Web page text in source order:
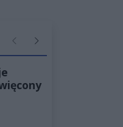
PoprzednieNastępne